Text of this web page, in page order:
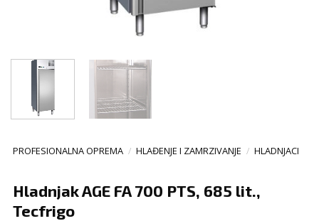
PROFESIONALNA OPREMA / HLAĐENJE I ZAMRZIVANJE / HLADNJACI
Hladnjak AGE FA 700 PTS, 685 lit.,
Tecfrigo